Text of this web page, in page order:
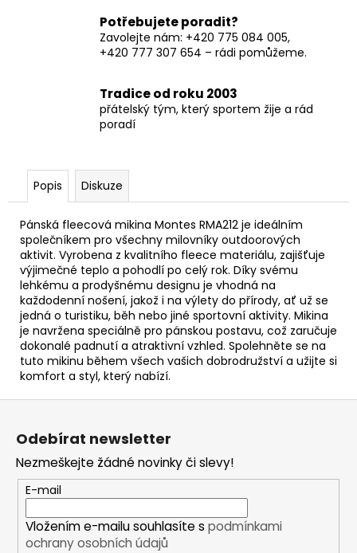
Potřebujete poradit?
Zavolejte nám: +420 775 084 005,
+420 777 307 654 – rádi pomůžeme.
Tradice od roku 2003
přátelský tým, který sportem žije a rád
poradí
Popis Diskuze
Pánská fleecová mikina Montes RMA212 je ideálním
společníkem pro všechny milovníky outdoorových
aktivit. Vyrobena z kvalitního fleece materiálu, zajišťuje
výjimečné teplo a pohodlí po celý rok. Díky svému
lehkému a prodyšnému designu je vhodná na
každodenní nošení, jakož i na výlety do přírody, ať už se
jedná o turistiku, běh nebo jiné sportovní aktivity. Mikina
je navržena speciálně pro pánskou postavu, což zaručuje
dokonalé padnutí a atraktivní vzhled. Spolehněte se na
tuto mikinu během všech vašich dobrodružství a užijte si
komfort a styl, který nabízí.
Z
Odebírat newsletter
Nezmeškejte žádné novinky či slevy!
E-mail
Vložením e-mailu souhlasíte s podmínkami
ochrany osobních údajů